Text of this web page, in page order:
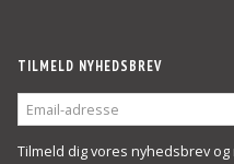
TILMELD NYHEDSBREV
ADRESSE
Tilmeld dig vores nyhedsbrev